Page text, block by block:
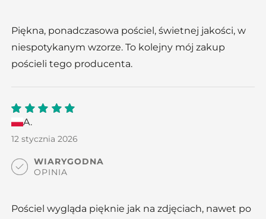
Piękna, ponadczasowa pościel, świetnej jakości, w
niespotykanym wzorze. To kolejny mój zakup
pościeli tego producenta.
5out
of 5
A.
12 stycznia 2026
WIARYGODNA
OPINIA
Pościel wygląda pięknie jak na zdjęciach, nawet po